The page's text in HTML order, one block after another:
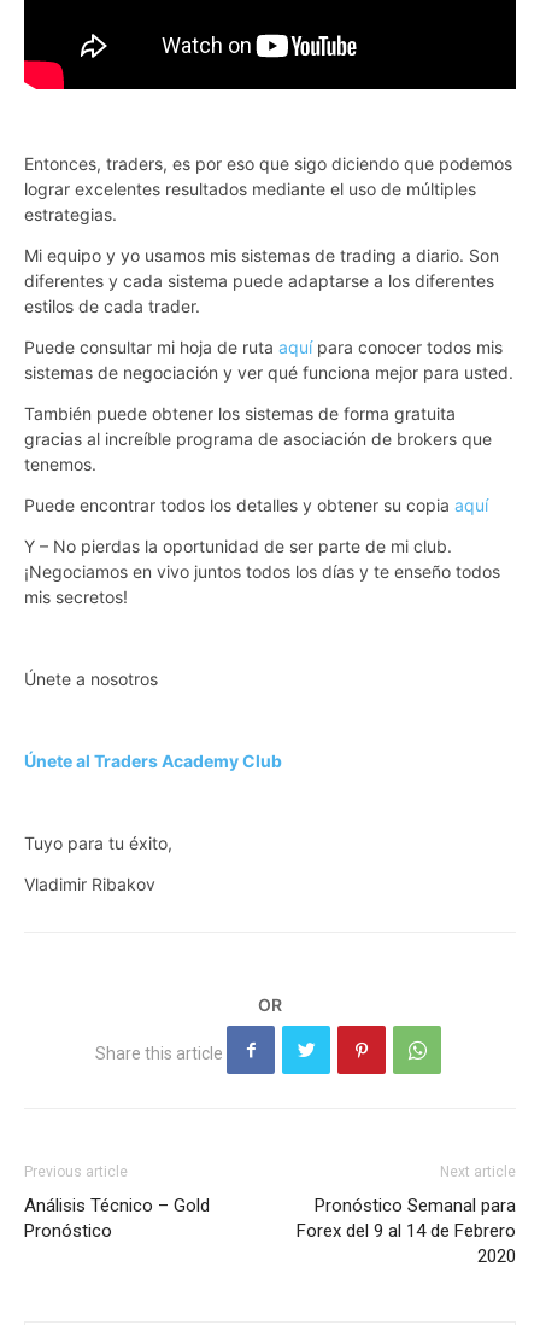
Entonces, traders, es por eso que sigo diciendo que podemos
lograr excelentes resultados mediante el uso de múltiples
estrategias.
Mi equipo y yo usamos mis sistemas de trading a diario. Son
diferentes y cada sistema puede adaptarse a los diferentes
estilos de cada trader.
Puede consultar mi hoja de ruta aquípara conocer todos mis
sistemas de negociación y ver qué funciona mejor para usted.
También puede obtener los sistemas de forma gratuita
gracias al increíble programa de asociación de brokers que
tenemos.
Puede encontrar todos los detalles y obtener su copia aquí
Y – No pierdas la oportunidad de ser parte de mi club.
¡Negociamos en vivo juntos todos los días y te enseño todos
mis secretos!
Únete a nosotros
Únete al Traders Academy Club
Tuyo para tu éxito,
Vladimir Ribakov
Previous article
Análisis Técnico – Gold
Pronóstico
Next article
Pronóstico Semanal para
Forex del 9 al 14 de Febrero
2020